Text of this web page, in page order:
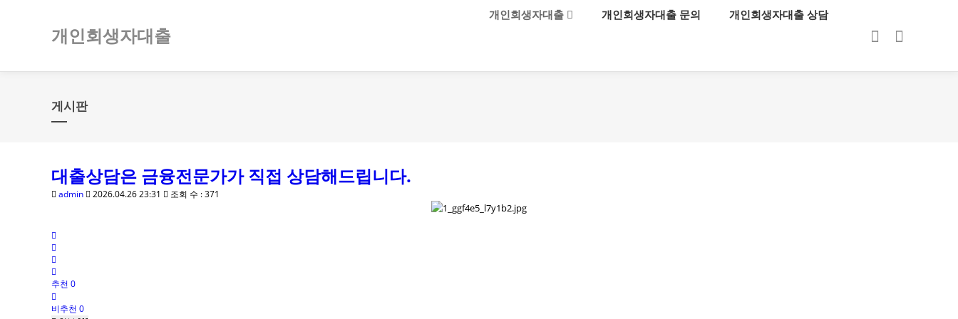
메뉴 건너뛰기
개인회생자대출
개인회생자대출 개인회생자대출 문의 개인회생자대출 상담
게시판
대출상담은 금융전문가가 직접 상담해드립니다.
admin 2026.04.26 23:31 조회 수 : 371
추천 0
비추천 0